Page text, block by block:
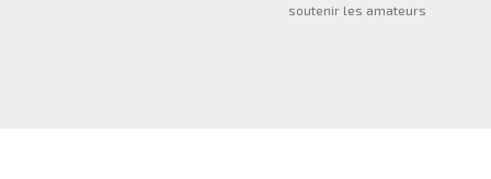
soutenir les amateurs